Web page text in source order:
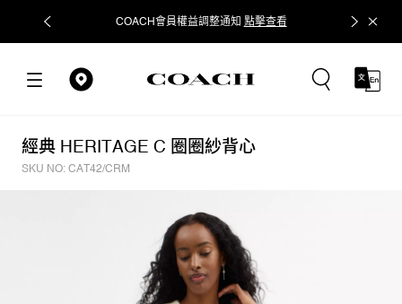
COACH會員權益調整通知 點擊查看 立即追蹤
經典 HERITAGE C 圈圈紗背心
SKU NO: CAT42/CRM